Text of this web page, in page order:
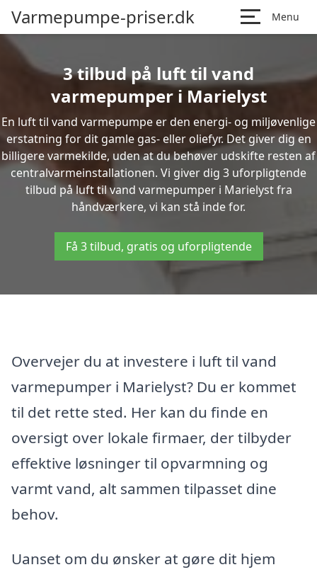
Varmepumpe-priser.dk Menu
3 tilbud på luft til vand
varmepumper i Marielyst
En luft til vand varmepumpe er den energi- og miljøvenlige
erstatning for dit gamle gas- eller oliefyr. Det giver dig en
billigere varmekilde, uden at du behøver udskifte resten af
centralvarmeinstallationen. Vi giver dig 3 uforpligtende
tilbud på luft til vand varmepumper i Marielyst fra
håndværkere, vi kan stå inde for.
Få 3 tilbud, gratis og uforpligtende
Overvejer du at investere i luft til vand
varmepumper i Marielyst? Du er kommet
til det rette sted. Her kan du finde en
oversigt over lokale firmaer, der tilbyder
effektive løsninger til opvarmning og
varmt vand, alt sammen tilpasset dine
behov.
Uanset om du ønsker at gøre dit hjem